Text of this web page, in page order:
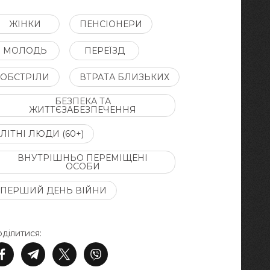
ЖІНКИ ПЕНСІОНЕРИ
МОЛОДЬ ПЕРЕЇЗД
ОБСТРІЛИ ВТРАТА БЛИЗЬКИХ
БЕЗПЕКА ТА
ЖИТТЄЗАБЕЗПЕЧЕННЯ
ЛІТНІ ЛЮДИ (60+)
ВНУТРІШНЬО ПЕРЕМІЩЕНІ
ОСОБИ
ПЕРШИЙ ДЕНЬ ВІЙНИ